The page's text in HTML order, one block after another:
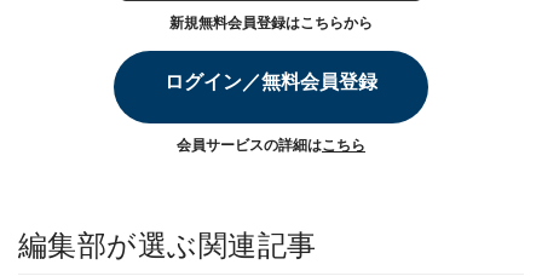
新規無料会員登録はこちらから
ログイン／無料会員登録
会員サービスの詳細はこちら
編集部が選ぶ関連記事